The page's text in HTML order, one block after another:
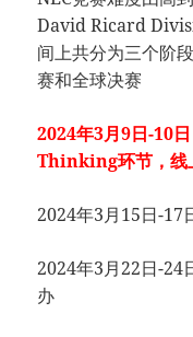
David Ricard
间上共分为三个阶
赛和全球决赛
2024年3月9日-10
Thinking环节，线
2024年3月15日-17
2024年3月22日-24
办